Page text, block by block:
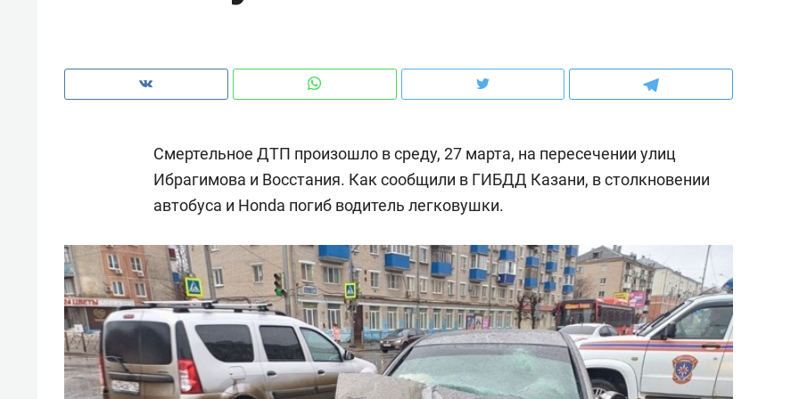
Смертельное ДТП произошло в среду, 27 марта, на пересечении улиц
Ибрагимова и Восстания. Как сообщили в ГИБДД Казани, в столкновении
автобуса и Honda погиб водитель легковушки.
Рекомендуем
Оставить шум за волной: как
строят тишину в казанском
ЖК «Заря»
Рекомендуем
Психотерапевт «Фороса»:
«Директорский невроз» –
когда человек не считает
Рекомендуем
Дизайнер-прораб
Наседкина: «Ремонт
с мебелью за 2